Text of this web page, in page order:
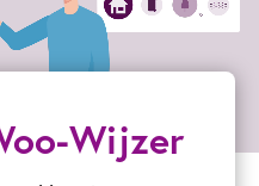
Wijzer